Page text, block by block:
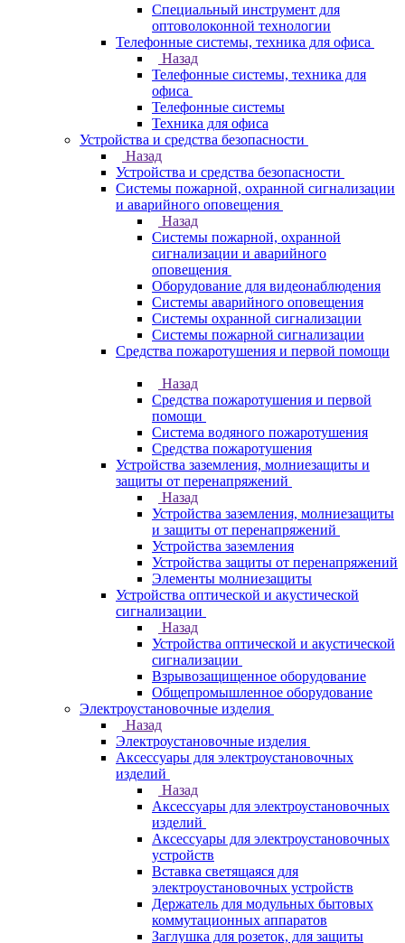
Специальный инструмент для
оптоволоконной технологии
Телефонные системы, техника для офиса
Назад
Телефонные системы, техника для
офиса
Телефонные системы
Техника для офиса
Устройства и средства безопасности
Назад
Устройства и средства безопасности
Системы пожарной, охранной сигнализации
и аварийного оповещения
Назад
Системы пожарной, охранной
сигнализации и аварийного
оповещения
Оборудование для видеонаблюдения
Системы аварийного оповещения
Системы охранной сигнализации
Системы пожарной сигнализации
Средства пожаротушения и первой помощи
Назад
Средства пожаротушения и первой
помощи
Система водяного пожаротушения
Средства пожаротушения
Устройства заземления, молниезащиты и
защиты от перенапряжений
Назад
Устройства заземления, молниезащиты
и защиты от перенапряжений
Устройства заземления
Устройства защиты от перенапряжений
Элементы молниезащиты
Устройства оптической и акустической
сигнализации
Назад
Устройства оптической и акустической
сигнализации
Взрывозащищенное оборудование
Общепромышленное оборудование
Электроустановочные изделия
Назад
Электроустановочные изделия
Аксессуары для электроустановочных
изделий
Назад
Аксессуары для электроустановочных
изделий
Аксессуары для электроустановочных
устройств
Вставка светящаяся для
электроустановочных устройств
Держатель для модульных бытовых
коммутационных аппаратов
Заглушка для розеток, для защиты